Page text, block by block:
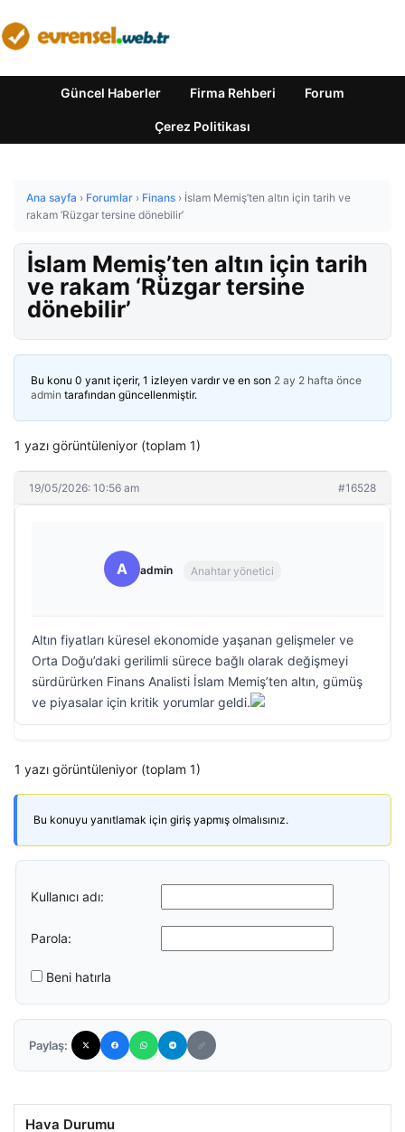
Güncel Haberler Firma Rehberi Forum
Çerez Politikası
Ana sayfa › Forumlar › Finans › İslam Memiş’ten altın için tarih ve
rakam ‘Rüzgar tersine dönebilir’
İslam Memiş’ten altın için tarih
ve rakam ‘Rüzgar tersine
dönebilir’
Bu konu 0 yanıt içerir, 1 izleyen vardır ve en son 2 ay 2 hafta önce
admin tarafından güncellenmiştir.
1 yazı görüntüleniyor (toplam 1)
19/05/2026: 10:56 am #16528
A admin Anahtar yönetici
Altın fiyatları küresel ekonomide yaşanan gelişmeler ve
Orta Doğu’daki gerilimli sürece bağlı olarak değişmeyi
sürdürürken Finans Analisti İslam Memiş’ten altın, gümüş
ve piyasalar için kritik yorumlar geldi.
1 yazı görüntüleniyor (toplam 1)
Bu konuyu yanıtlamak için giriş yapmış olmalısınız.
Kullanıcı adı:
Parola:
Beni hatırla
Paylaş:
Hava Durumu